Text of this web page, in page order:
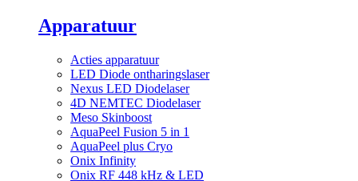
Apparatuur
Acties apparatuur
LED Diode ontharingslaser
Nexus LED Diodelaser
4D NEMTEC Diodelaser
Meso Skinboost
AquaPeel Fusion 5 in 1
AquaPeel plus Cryo
Onix Infinity
Onix RF 448 kHz & LED